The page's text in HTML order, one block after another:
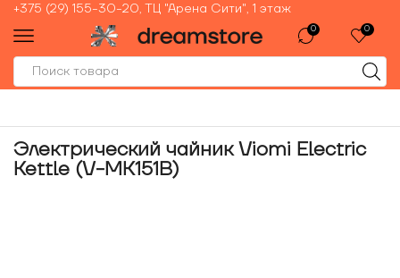
+375 (29) 155-30-20, ТЦ "Арена Сити", 1 этаж
0 0
Электрический чайник Viomi Electric
Kettle (V-MK151B)